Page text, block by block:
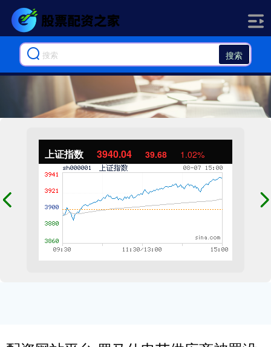
搜索
上证指数 3940.04 39.68 1.02%